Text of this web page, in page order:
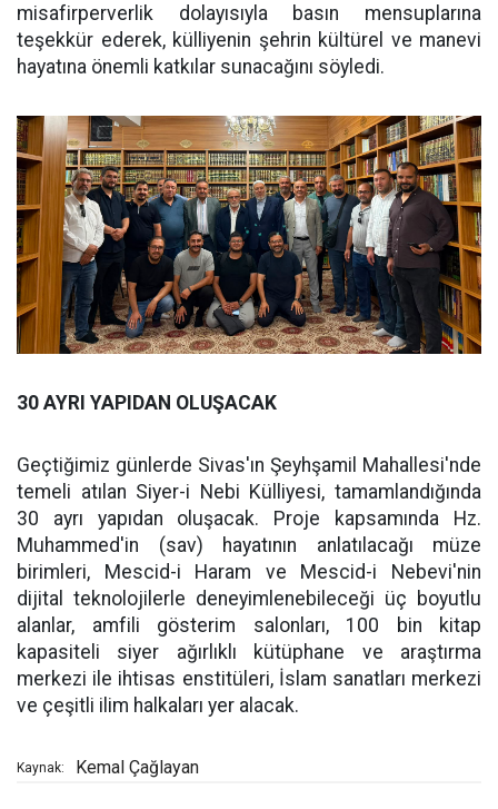
misafirperverlik dolayısıyla basın mensuplarına
teşekkür ederek, külliyenin şehrin kültürel ve manevi
hayatına önemli katkılar sunacağını söyledi.
30 AYRI YAPIDAN OLUŞACAK
Geçtiğimiz günlerde Sivas'ın Şeyhşamil Mahallesi'nde
temeli atılan Siyer-i Nebi Külliyesi, tamamlandığında
30 ayrı yapıdan oluşacak. Proje kapsamında Hz.
Muhammed'in (sav) hayatının anlatılacağı müze
birimleri, Mescid-i Haram ve Mescid-i Nebevi'nin
dijital teknolojilerle deneyimlenebileceği üç boyutlu
alanlar, amfili gösterim salonları, 100 bin kitap
kapasiteli siyer ağırlıklı kütüphane ve araştırma
merkezi ile ihtisas enstitüleri, İslam sanatları merkezi
ve çeşitli ilim halkaları yer alacak.
Kaynak: Kemal Çağlayan